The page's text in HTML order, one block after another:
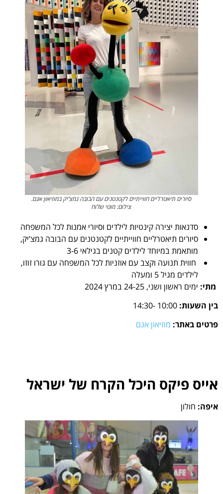
סיורים תיאטרליים חווייתיים לקטנטנים עם הבובה גמצ’יק במוזיאון אגם.
צילום: מוטי שלוח
סדנאות יצירה קינטיות לילדים וסיורי אמנות לכל המשפחה
סיורים תיאטרליים חווייתיים לקטנטנים עם הבובה גמצ’יק,
מותאמת במיוחד לילדים קטנים בגילאי 3-6
חווית תנועה וקצב עם אוזניות לכל המשפחה עם גורו זוזו,
לילדים מגיל 5 ומעלה
מתי: ימים ראשון ושני, 24-25 במרץ 2024
בין השעות: 10:00 -14:30
פרטים באתר: מוזיאון אגם
אייס פיקס היכל הקרח של ישראל
איפה: חולון